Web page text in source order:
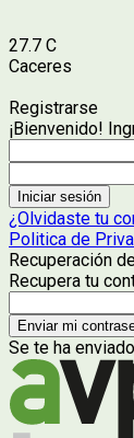
27.7 C
Caceres
Registrarse
¡Bienvenido!
¿Olvidaste tu
Politica de
Recuperación
Recupera tu
Se te ha